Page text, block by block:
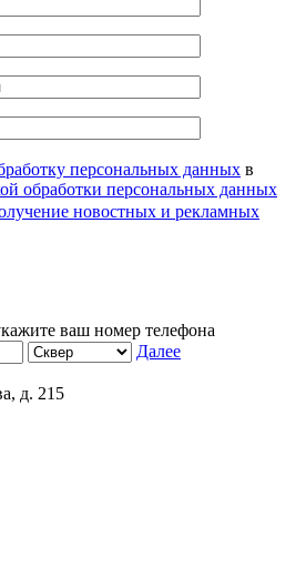
персональных данных в
обработки персональных данных
новостных и рекламных
ваш номер телефона
Далее
д. 215